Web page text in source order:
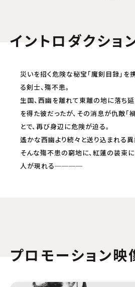
イントロダクショ
災いを招く危険な秘宝「魔剣目録」を
る剣士、殤不患。
生国、西幽を離れて東離の地に落ち
を得た彼だったが、その消息が仇敵「
とで、再び身辺に危険が迫る。
遙かな西幽より続々と送り込まれる異
そんな殤不患の窮地に、紅蓮の装束
人が現れる────
プロモーション映